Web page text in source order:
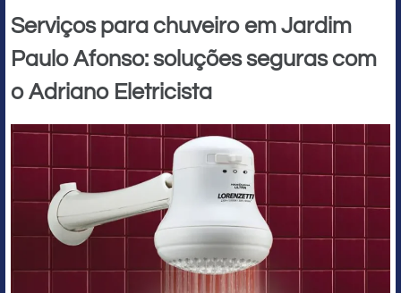
Serviços para chuveiro em Jardim
Paulo Afonso: soluções seguras com
o Adriano Eletricista